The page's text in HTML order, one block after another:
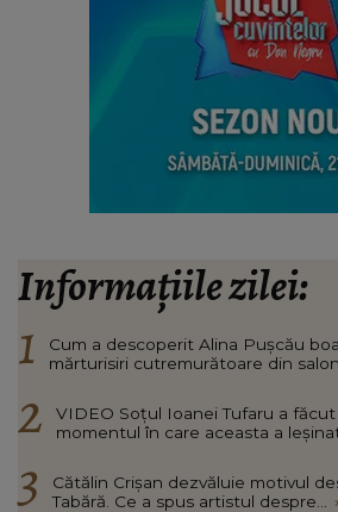
Informațiile zilei:
Cum a descoperit Alina Pușcău
mărturisiri cutremurătoare din salon:
VIDEO Soțul Ioanei Tufaru a
momentul în care aceasta a leșinat
Cătălin Crișan dezvăluie motivul
Tabără. Ce a spus artistul despre...